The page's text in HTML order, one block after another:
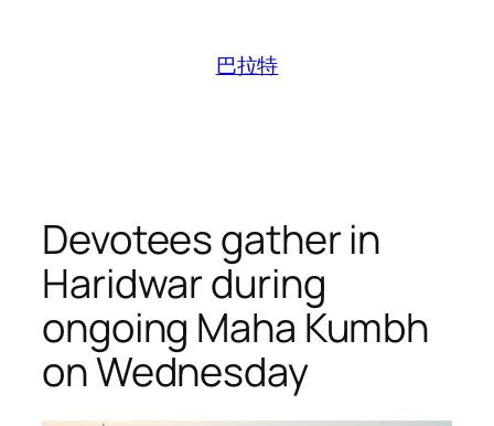
巴拉特
Devotees gather in
Haridwar during
ongoing Maha Kumbh
on Wednesday